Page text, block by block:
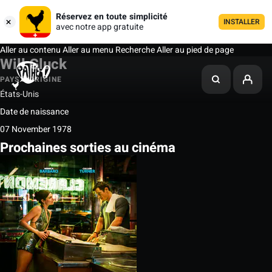
Réservez en toute simplicité
avec notre app gratuite
INSTALLER
Aller au contenuAller au menu RechercheAller au pied de page
Will Gluck
PAYS D'ORIGINE
États-Unis
Date de naissance
07 November 1978
Prochaines sorties au cinéma